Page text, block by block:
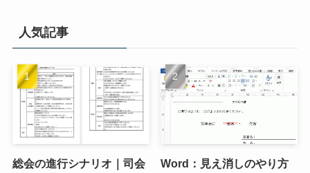
人気記事
総会の進行シナリオ｜司会
Word：見え消しのやり方